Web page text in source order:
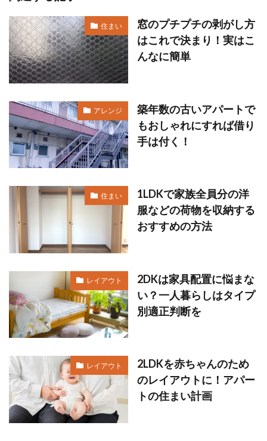
住まい
窓のプチプチの剥がし方
はこれで決まり！実はこ
んなに簡単
アレンジ
築年数の古いアパートで
もおしゃれにすれば借り
手は付く！
住まい
1LDKで家族全員分の洋
服などの荷物を収納する
おすすめの方法
レイアウト
2DKは家具配置に悩まな
い？一人暮らしはタイプ
別適正判断を
レイアウト
2LDKを赤ちゃんのため
のレイアウトに！アパー
トの住まい計画